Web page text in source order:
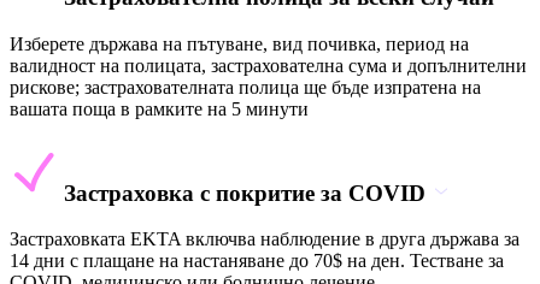
Изберете държава на пътуване, вид почивка, период на
валидност на полицата, застрахователна сума и допълнителни
рискове; застрахователната полица ще бъде изпратена на
вашата поща в рамките на 5 минути
Застраховка с покритие за COVID
Застраховката EKTA включва наблюдение в друга държава за
14 дни с плащане на настаняване до 70$ на ден. Тестване за